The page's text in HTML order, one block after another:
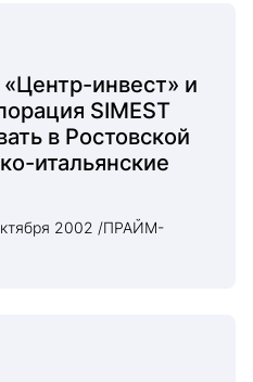
инвест» и
SIMEST
в Ростовской
итальянские
2002 /ПРАЙМ-